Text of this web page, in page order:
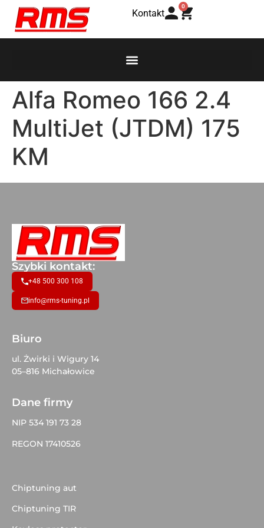
Kontakt
0
Alfa Romeo 166 2.4
MultiJet (JTDM) 175
KM
Szybki kontakt:
+48 500 300 108
info@rms-tuning.pl
Biuro
ul. Żwirki i Wigury 14
05–816 Michałowice
Dane firmy
NIP 534 191 73 28
REGON 17410526
Chiptuning aut
Chiptuning TIR